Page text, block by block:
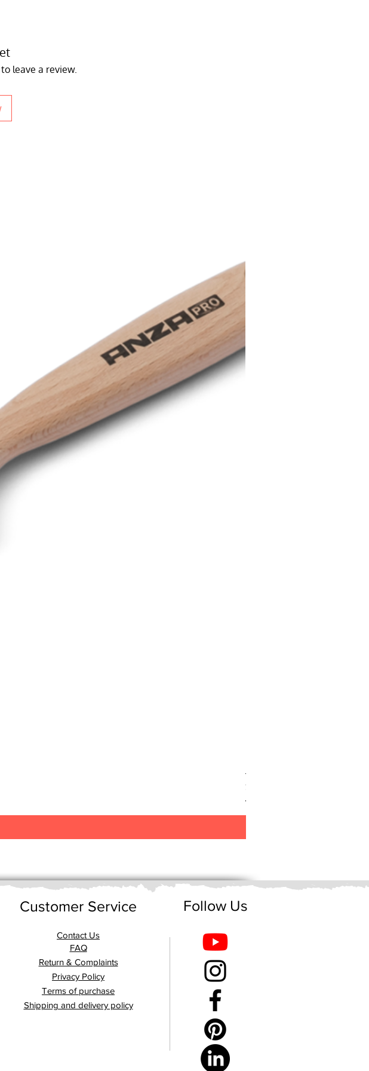
leave a review.
Price
SEK 198.75
VAT Included
Customer Service
Contact Us
FAQ
Return & Complaints
Privacy Policy
Terms of purchase
Shipping and delivery policy
Follow Us